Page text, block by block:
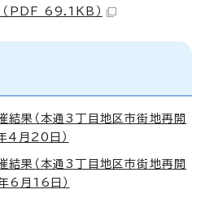
（PDF 69.1KB）
結果（本通3丁目地区市街地再開
4月20日）
結果（本通3丁目地区市街地再開
6月16日）